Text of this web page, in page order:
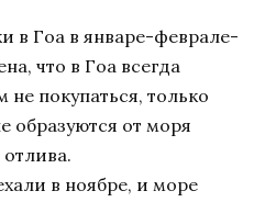
в Гоа в январе-феврале-
что в Гоа всегда
не покупаться, только
образуются от моря
в ноябре, и море